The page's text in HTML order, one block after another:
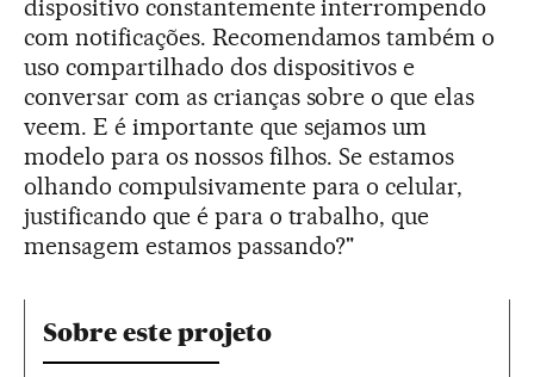
dispositivo constantemente interrompendo
com notificações. Recomendamos também o
uso compartilhado dos dispositivos e
conversar com as crianças sobre o que elas
veem. E é importante que sejamos um
modelo para os nossos filhos. Se estamos
olhando compulsivamente para o celular,
justificando que é para o trabalho, que
mensagem estamos passando?"
Sobre este projeto